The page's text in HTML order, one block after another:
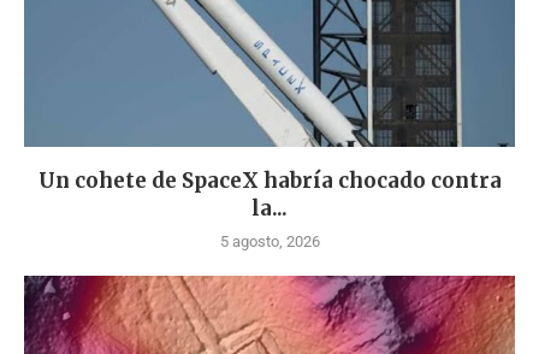
Un cohete de SpaceX habría chocado contra
la...
5 agosto, 2026